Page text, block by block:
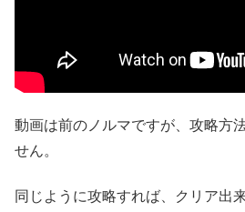
動画は前のノルマですが、攻略方
せん。
同じように攻略すれば、クリア出来